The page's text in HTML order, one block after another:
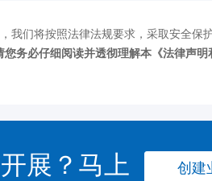
我们将按照法律法规要求，采取安全
务必仔细阅读并透彻理解本《法律声
展？马上 创建